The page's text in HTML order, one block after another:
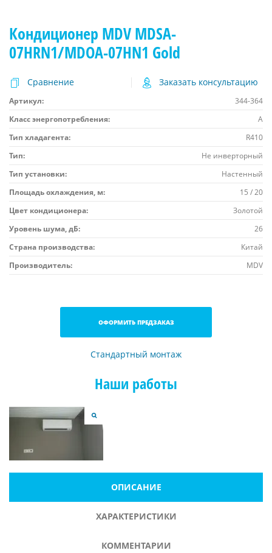
Кондиционер MDV MDSA-
07HRN1/MDOA-07HN1 Gold
Сравнение Заказать консультацию
Артикул:
344-364
Класс энергопотребления:
A
Тип хладагента:
R410
Тип:
Не инверторный
Тип установки:
Настенный
Площадь охлаждения, м:
15 / 20
Цвет кондиционера:
Золотой
Уровень шума, дБ:
26
Страна производства:
Китай
Производитель:
MDV
ОФОРМИТЬ ПРЕДЗАКАЗ
Стандартный монтаж
Наши работы
ОПИСАНИЕ
ХАРАКТЕРИСТИКИ
КОММЕНТАРИИ